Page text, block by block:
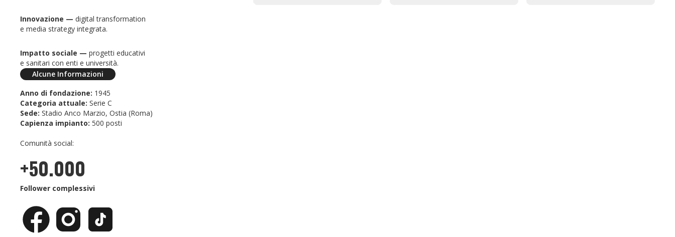
Innovazione — digital transformation
e media strategy integrata.
Impatto sociale — progetti educativi
e sanitari con enti e università.
Alcune Informazioni
Anno di fondazione: 1945
Categoria attuale: Serie C
Sede: Stadio Anco Marzio, Ostia (Roma)
Capienza impianto: 500 posti
Comunità social:
+50.000
Follower complessivi